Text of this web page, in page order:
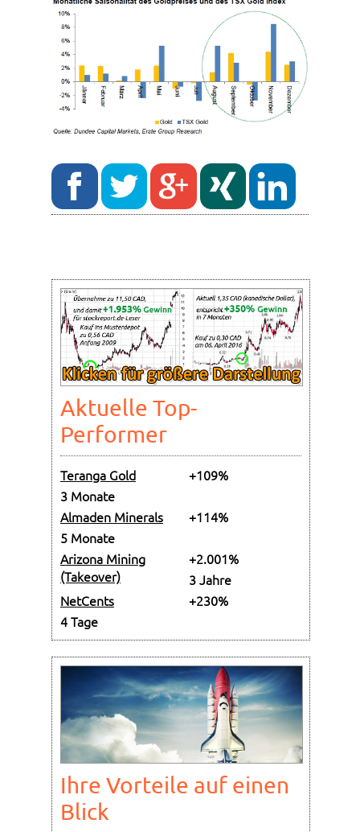
Aktuelle Top-
Performer
Teranga Gold
+109%
3 Monate
Almaden Minerals
+114%
5 Monate
Arizona Mining
(Takeover)
+2.001%
3 Jahre
NetCents
+230%
4 Tage
Ihre Vorteile auf einen
Blick